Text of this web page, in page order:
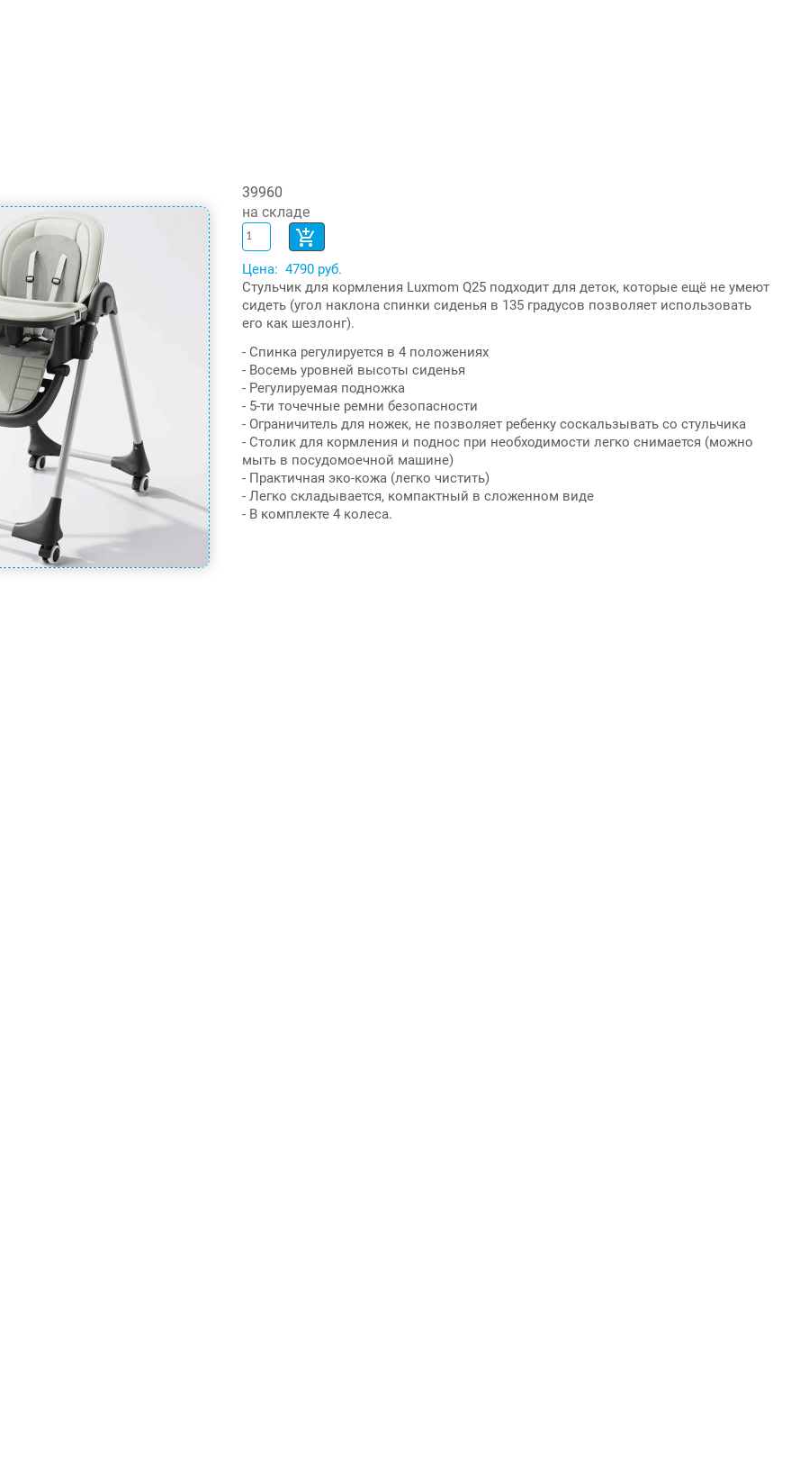
39960
на складе
Цена: 4790 руб.
Стульчик для кормления Luxmom Q25 подходит для деток, которые ещё не умеют
сидеть (угол наклона спинки сиденья в 135 градусов позволяет использовать
его как шезлонг).
- Спинка регулируется в 4 положениях
- Восемь уровней высоты сиденья
- Регулируемая подножка
- 5-ти точечные ремни безопасности
- Ограничитель для ножек, не позволяет ребенку соскальзывать со стульчика
- Столик для кормления и поднос при необходимости легко снимается (можно
мыть в посудомоечной машине)
- Практичная эко-кожа (легко чистить)
- Легко складывается, компактный в сложенном виде
- В комплекте 4 колеса.